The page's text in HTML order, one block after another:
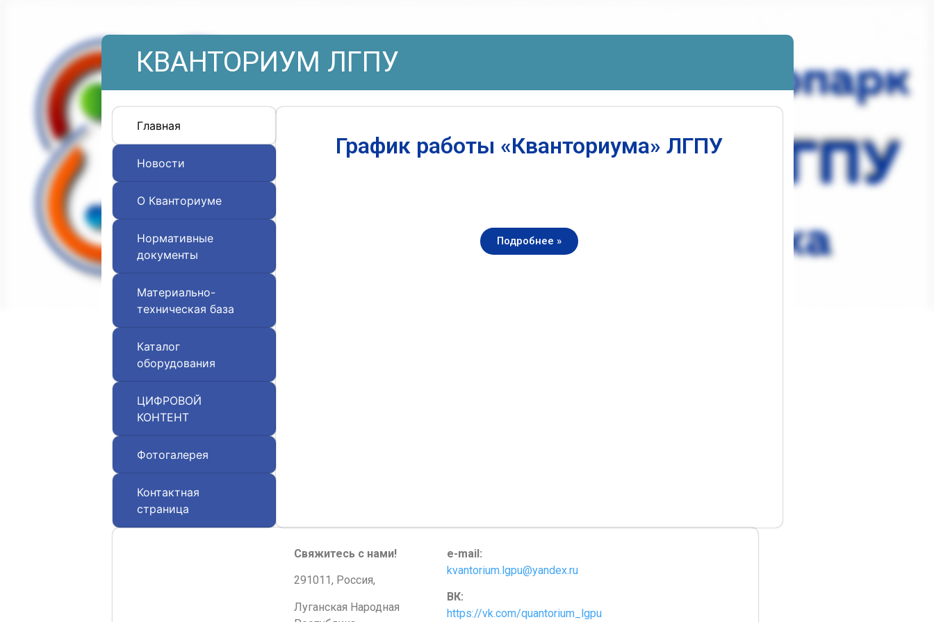
КВАНТОРИУМ ЛГПУ
Главная
Новости
О Кванториуме
Нормативные
документы
Материально-
техническая база
Каталог
оборудования
ЦИФРОВОЙ
КОНТЕНТ
Фотогалерея
Контактная
страница
График работы «Кванториума» ЛГПУ
Подробнее »
Свяжитесь с нами!
291011, Россия,
Луганская Народная
e-mail:
kvantorium.lgpu@yandex.ru
ВК:
https://vk.com/quantorium_lgpu